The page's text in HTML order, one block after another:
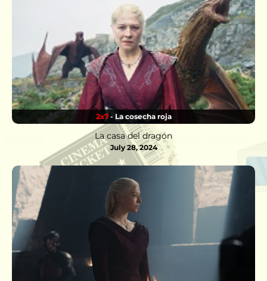
2x7- La cosecha roja
La casa del dragón
July 28, 2024